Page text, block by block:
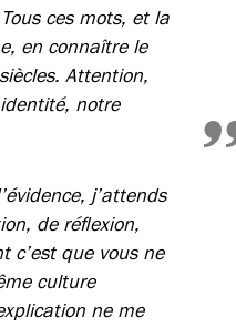
ces mots, et la
en connaître le
Attention,
notre
j’attends
de réflexion,
c’est que vous ne
culture
ne me